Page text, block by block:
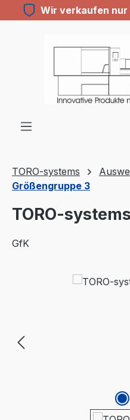
Zum Hauptinhalt springen
Wir verkaufen nur
TORO-systems
Größengruppe 3
TORO-
GfK
Bildergalerie überspringen